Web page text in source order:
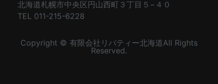
北海道札幌市中央区円山西町３丁目５−４０
TEL 011-215-6228
Copyright © 有限会社リバティー北海道All Rights
Reserved.